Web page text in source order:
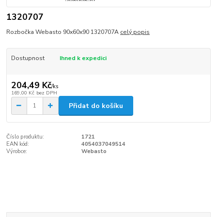
1320707
Rozbočka Webasto 90x60x90 1320707A celý popis
Dostupnost Ihned k expedici
204,49 Kč/ks
169,00 Kč bez DPH
Přidat do košíku
Číslo produktu:
1721
EAN kód:
4054037049514
Výrobce:
Webasto